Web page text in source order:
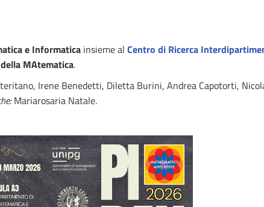
e Informatica insieme al Centro di Ricerca
MAtematica.
Irene Benedetti, Diletta Burini, Andrea Capotorti,
Mariarosaria Natale.